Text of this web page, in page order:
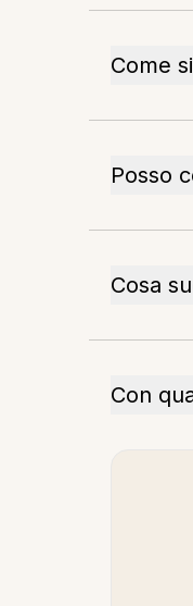
Come
Posso
Cosa
Con